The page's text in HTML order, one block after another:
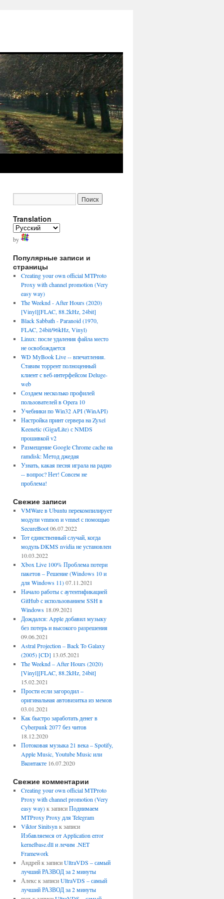
Translation
by
Популярные записи и
страницы
Creating your own official MTProto
Proxy with channel promotion (Very
easy way)
The Weeknd - After Hours (2020)
[Vinyl][FLAC, 88.2kHz, 24bit]
Black Sabbath - Paranoid (1970,
FLAC, 24bit/96kHz, Vinyl)
Linux: после удаления файла место
не освобождается
WD MyBook Live -- впечатления.
Ставим торрент полноценный
клиент с веб-интерфейсом Deluge-
web
Создаем несколько профилей
пользователей в Opera 10
Учебники по Win32 API (WinAPI)
Настройка принт сервера на Zyxel
Keenetic (Giga/Lite) с NMDS
прошивкой v2
Размещение Google Chrome cache на
ramdisk: Метод джедая
Узнать, какая песня играла на радио
-- вопрос? Нет! Совсем не
проблема!
Свежие записи
VMWare в Ubuntu перекомпилирует
модули vmmon и vmnet с помощью
SecureBoot 06.07.2022
Тот единственный случай, когда
модуль DKMS nvidia не установлен
10.03.2022
Xbox Live 100% Проблема потери
пакетов – Решение (Windows 10 и
для Windows 11) 07.11.2021
Начало работы с аутентификацией
GitHub с использованием SSH в
Windows 18.09.2021
Дождался: Apple добавил музыку
без потерь и высокого разрешения
09.06.2021
Astral Projection – Back To Galaxy
(2005) [CD] 13.05.2021
The Weeknd – After Hours (2020)
[Vinyl][FLAC, 88.2kHz, 24bit]
15.02.2021
Прости если загородил –
оригинальная автовизитка из мемов
03.01.2021
Как быстро заработать денег в
Cyberpunk 2077 без читов
18.12.2020
Потоковая музыка 21 века – Spotify,
Apple Music, Youtube Music или
Вконтакте 16.07.2020
Свежие комментарии
Creating your own official MTProto
Proxy with channel promotion (Very
easy way)к записиПоднимаем
MTProxy Proxy для Telegram
Viktor Sinitsyn к записи
Избавляемся от Application error
kernelbase.dll и лечим .NET
Framework
Андрейк записиUltraVDS – самый
лучший РАЗВОД за 2 минуты
Алекск записиUltraVDS – самый
лучший РАЗВОД за 2 минуты